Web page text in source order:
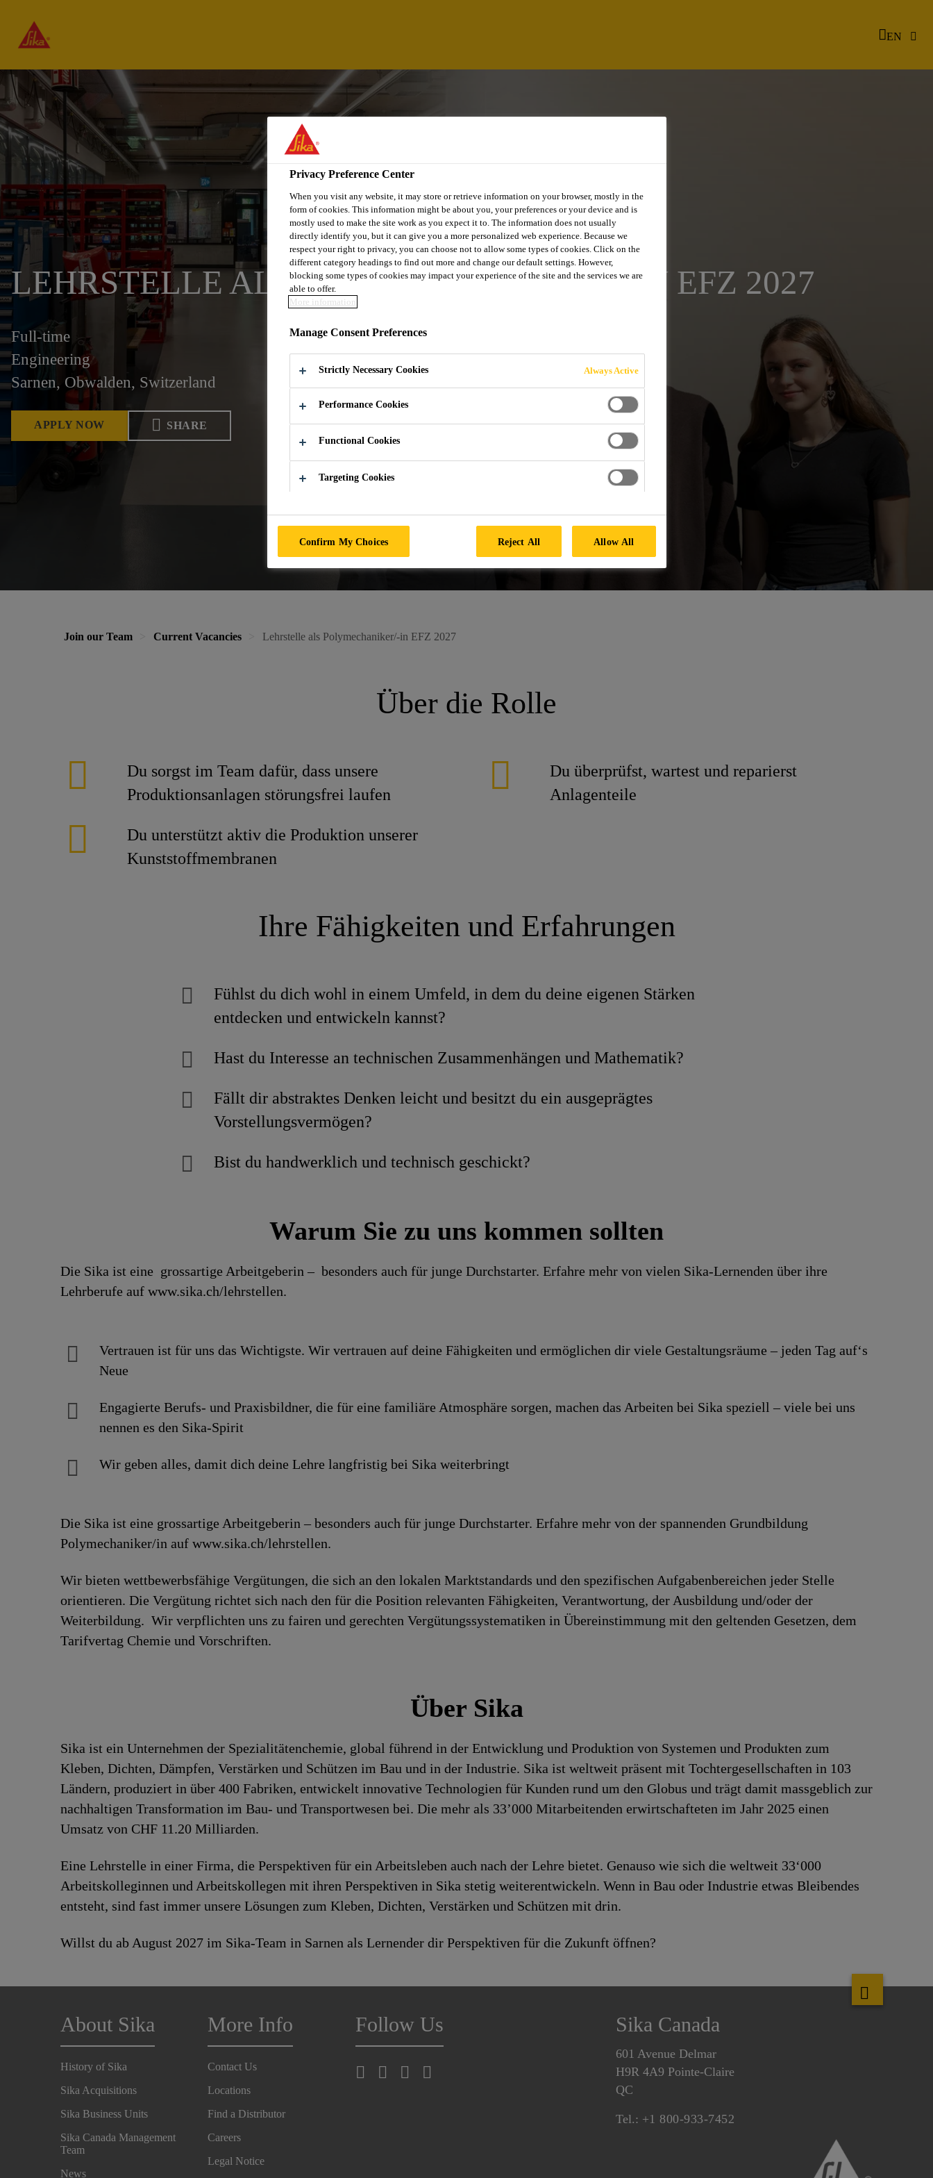
EN
LEHRSTELLE ALS POLYMECHANIKER/-IN EFZ 2027
Full-time
Engineering
Sarnen, Obwalden, Switzerland
APPLY NOW SHARE
Join our Team Current Vacancies Lehrstelle als Polymechaniker/-in EFZ 2027
Über die Rolle
Du sorgst im Team dafür, dass unsere
Produktionsanlagen störungsfrei laufen
Du überprüfst, wartest und reparierst
Anlagenteile
Du unterstützt aktiv die Produktion unserer
Kunststoffmembranen
Ihre Fähigkeiten und Erfahrungen
Fühlst du dich wohl in einem Umfeld, in dem du deine eigenen Stärken
entdecken und entwickeln kannst?
Hast du Interesse an technischen Zusammenhängen und Mathematik?
Fällt dir abstraktes Denken leicht und besitzt du ein ausgeprägtes
Vorstellungsvermögen?
Bist du handwerklich und technisch geschickt?
Warum Sie zu uns kommen sollten
Die Sika ist eine grossartige Arbeitgeberin – besonders auch für junge Durchstarter. Erfahre mehr von vielen Sika-Lernenden über ihre
Lehrberufe auf www.sika.ch/lehrstellen.
Vertrauen ist für uns das Wichtigste. Wir vertrauen auf deine Fähigkeiten und ermöglichen dir viele Gestaltungsräume – jeden Tag auf‘s
Neue
Engagierte Berufs- und Praxisbildner, die für eine familiäre Atmosphäre sorgen, machen das Arbeiten bei Sika speziell – viele bei uns
nennen es den Sika-Spirit
Wir geben alles, damit dich deine Lehre langfristig bei Sika weiterbringt
Die Sika ist eine grossartige Arbeitgeberin – besonders auch für junge Durchstarter. Erfahre mehr von der spannenden Grundbildung
Polymechaniker/in auf www.sika.ch/lehrstellen.
Wir bieten wettbewerbsfähige Vergütungen, die sich an den lokalen Marktstandards und den spezifischen Aufgabenbereichen jeder Stelle
orientieren. Die Vergütung richtet sich nach den für die Position relevanten Fähigkeiten, Verantwortung, der Ausbildung und/oder der
Weiterbildung. Wir verpflichten uns zu fairen und gerechten Vergütungssystematiken in Übereinstimmung mit den geltenden Gesetzen, dem
Tarifvertag Chemie und Vorschriften.
Über Sika
Sika ist ein Unternehmen der Spezialitätenchemie, global führend in der Entwicklung und Produktion von Systemen und Produkten zum
Kleben, Dichten, Dämpfen, Verstärken und Schützen im Bau und in der Industrie. Sika ist weltweit präsent mit Tochtergesellschaften in 103
Ländern, produziert in über 400 Fabriken, entwickelt innovative Technologien für Kunden rund um den Globus und trägt damit massgeblich zur
nachhaltigen Transformation im Bau- und Transportwesen bei. Die mehr als 33’000 Mitarbeitenden erwirtschafteten im Jahr 2025 einen
Umsatz von CHF 11.20 Milliarden.
Eine Lehrstelle in einer Firma, die Perspektiven für ein Arbeitsleben auch nach der Lehre bietet. Genauso wie sich die weltweit 33‘000
Arbeitskolleginnen und Arbeitskollegen mit ihren Perspektiven in Sika stetig weiterentwickeln. Wenn in Bau oder Industrie etwas Bleibendes
entsteht, sind fast immer unsere Lösungen zum Kleben, Dichten, Verstärken und Schützen mit drin.
Willst du ab August 2027 im Sika-Team in Sarnen als Lernender dir Perspektiven für die Zukunft öffnen?
About Sika
History of Sika
Sika Acquisitions
Sika Business Units
Sika Canada Management
Team
News
More Info
Contact Us
Locations
Find a Distributor
Careers
Legal Notice
Follow Us Sika Canada
601 Avenue Delmar
H9R 4A9 Pointe-Claire
QC
Tel.: +1 800-933-7452
Privacy Preference Center
When you visit any website, it may store or retrieve information on your browser, mostly in the
form of cookies. This information might be about you, your preferences or your device and is
mostly used to make the site work as you expect it to. The information does not usually
directly identify you, but it can give you a more personalized web experience. Because we
respect your right to privacy, you can choose not to allow some types of cookies. Click on the
different category headings to find out more and change our default settings. However,
blocking some types of cookies may impact your experience of the site and the services we are
able to offer.
More information
Manage Consent Preferences
Strictly Necessary Cookies Always Active
Performance Cookies
Functional Cookies
Targeting Cookies
Confirm My Choices Reject All Allow All